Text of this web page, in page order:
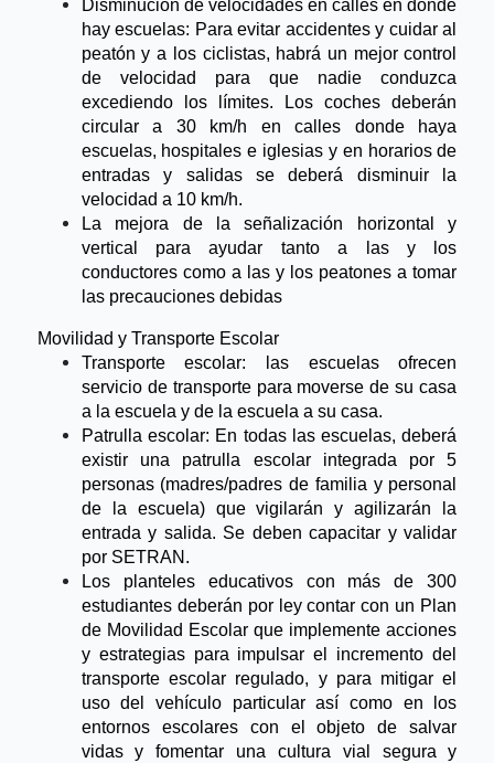
Disminución de velocidades en calles en donde
hay escuelas: Para evitar accidentes y cuidar al
peatón y a los ciclistas, habrá un mejor control
de velocidad para que nadie conduzca
excediendo los límites. Los coches deberán
circular a 30 km/h en calles donde haya
escuelas, hospitales e iglesias y en horarios de
entradas y salidas se deberá disminuir la
velocidad a 10 km/h.
La mejora de la señalización horizontal y
vertical para ayudar tanto a las y los
conductores como a las y los peatones a tomar
las precauciones debidas
Movilidad y Transporte Escolar
Transporte escolar: las escuelas ofrecen
servicio de transporte para moverse de su casa
a la escuela y de la escuela a su casa.
Patrulla escolar: En todas las escuelas, deberá
existir una patrulla escolar integrada por 5
personas (madres/padres de familia y personal
de la escuela) que vigilarán y agilizarán la
entrada y salida. Se deben capacitar y validar
por SETRAN.
Los planteles educativos con más de 300
estudiantes deberán por ley contar con un Plan
de Movilidad Escolar que implemente acciones
y estrategias para impulsar el incremento del
transporte escolar regulado, y para mitigar el
uso del vehículo particular así como en los
entornos escolares con el objeto de salvar
vidas y fomentar una cultura vial segura y